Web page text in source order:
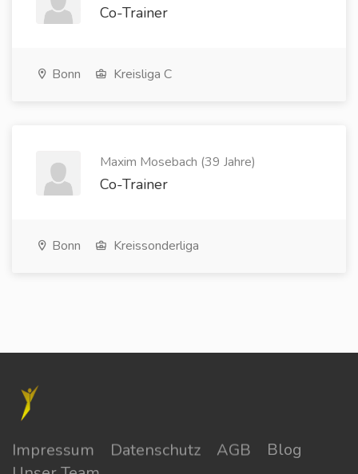
Co-Trainer
Bonn Kreisliga C
Maxim Mosebach (39 Jahre)
Co-Trainer
Bonn Kreissonderliga
Impressum Datenschutz AGB
Blog